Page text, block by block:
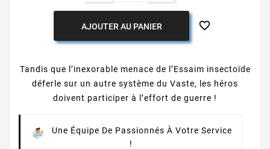
AJOUTER AU PANIER 
Tandis que l’inexorable menace de l’Essaim insectoïde
déferle sur un autre système du Vaste, les héros
doivent participer à l’effort de guerre !
Une Équipe De Passionnés À Votre Service
!